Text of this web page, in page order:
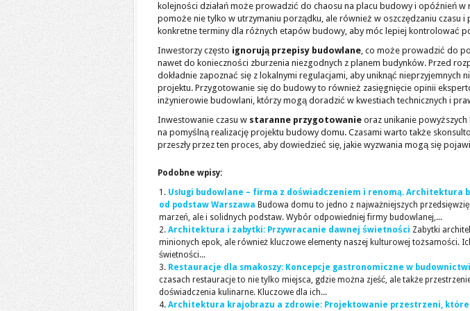
kolejności działań może prowadzić do chaosu na placu budowy i opóźnień w
pomoże nie tylko w utrzymaniu porządku, ale również w oszczędzaniu czasu i
konkretne terminy dla różnych etapów budowy, aby móc lepiej kontrolować
Inwestorzy często ignorują przepisy budowlane, co może prowadzić do
nawet do konieczności zburzenia niezgodnych z planem budynków. Przed
dokładnie zapoznać się z lokalnymi regulacjami, aby uniknąć nieprzyjemnych
projektu. Przygotowanie się do budowy to również zasięgnięcie opinii
inżynierowie budowlani, którzy mogą doradzić w kwestiach technicznych i
Inwestowanie czasu w staranne przygotowanie oraz unikanie powyższych
na pomyślną realizację projektu budowy domu. Czasami warto także
przeszły przez ten proces, aby dowiedzieć się, jakie wyzwania mogą się
Podobne wpisy:
Usługi budowlane – firma z doświadczeniem i renomą. Architektura
od podstaw Warszawa Budowa domu to jedno z najważniejszych
marzeń, ale i solidnych podstaw. Wybór odpowiedniej firmy budowlanej,...
Architektura i zabytki: Przywracanie dawnej świetności Zabytki
minionych epok, ale również kluczowe elementy naszej kulturowej tożsamości.
świetności...
Restauracje dla smakoszy: Koncepcje gastronomiczne w
czasach restauracje to nie tylko miejsca, gdzie można zjeść, ale także
doświadczenia kulinarne. Kluczowe dla ich...
Architektura krajobrazu a zdrowie: Projektowanie przestrzeni,